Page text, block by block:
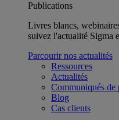
Publications
Livres blancs,
suivez l'actualité Sigma
Parcourir nos actualités
Ressources
Actualités
Communiqués de
Blog
Cas clients